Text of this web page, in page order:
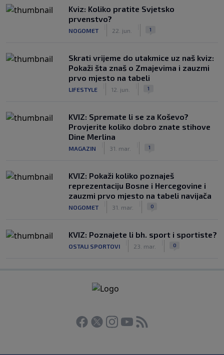
Kviz: Koliko pratite Svjetsko
prvenstvo?
NOGOMET 22. jun. 1
Skrati vrijeme do utakmice uz naš kviz:
Pokaži šta znaš o Zmajevima i zauzmi
prvo mjesto na tabeli
LIFESTYLE 12. jun. 1
KVIZ: Spremate li se za Koševo?
Provjerite koliko dobro znate stihove
Dine Merlina
MAGAZIN 31. mar. 1
KVIZ: Pokaži koliko poznaješ
reprezentaciju Bosne i Hercegovine i
zauzmi prvo mjesto na tabeli navijača
NOGOMET 31. mar. 0
KVIZ: Poznajete li bh. sport i sportiste?
OSTALI SPORTOVI 23. mar. 0